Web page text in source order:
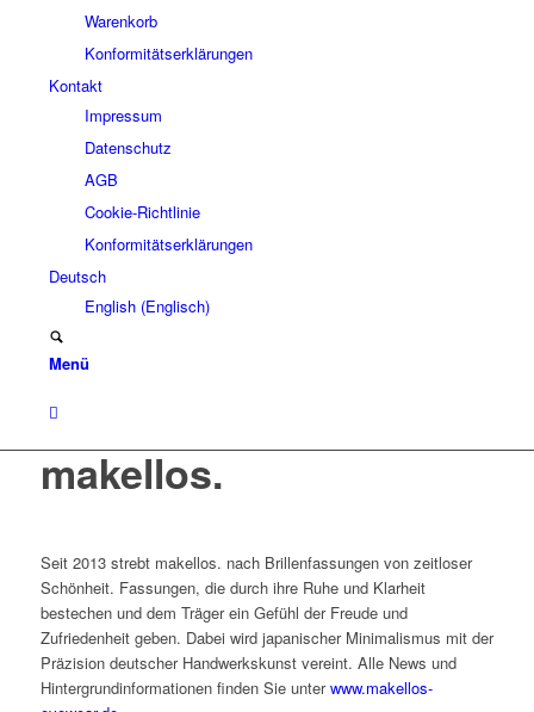
Warenkorb
Konformitätserklärungen
Kontakt
Impressum
Datenschutz
AGB
Cookie-Richtlinie
Konformitätserklärungen
Deutsch
English(Englisch)
Menü
makellos.
Seit 2013 strebt makellos. nach Brillenfassungen von zeitloser
Schönheit. Fassungen, die durch ihre Ruhe und Klarheit
bestechen und dem Träger ein Gefühl der Freude und
Zufriedenheit geben. Dabei wird japanischer Minimalismus mit der
Präzision deutscher Handwerkskunst vereint. Alle News und
Hintergrundinformationen finden Sie unterwww.makellos-